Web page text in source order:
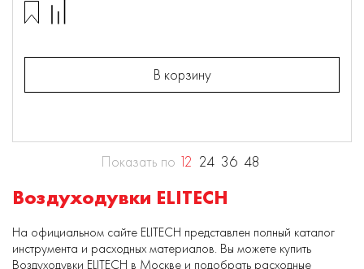
В корзину
Показать по 12 24 36 48
Воздуходувки ELITECH
На официальном сайте ELITECH представлен полный каталог
инструмента и расходных материалов. Вы можете купить
Воздуходувки ELITECH в Москве и подобрать расходные